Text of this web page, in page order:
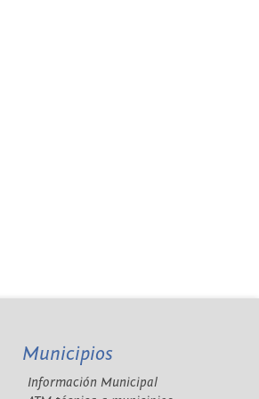
Municipios
Información Municipal